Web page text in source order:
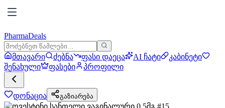
PharmaDeals
მთავარი ძებნა ფასი დაეცა AI ჩატი
კაბინეტი
შენახული
ფასები პროფილი
დონაცია გაზიარება